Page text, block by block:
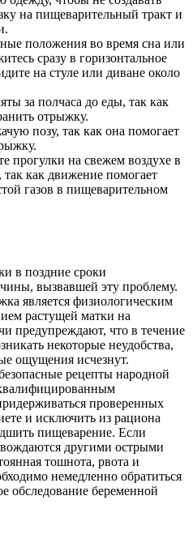
на пищеварительный тракт и
положения во время сна или
сразу в горизонтальное
на стуле или диване около
за полчаса до еды, так как
отрыжку.
позу, так как она помогает
прогулки на свежем воздухе в
как движение помогает
газов в пищеварительном
в поздние сроки
вызвавшей эту проблему.
является физиологическим
растущей матки на
предупреждают, что в течение
некоторые неудобства,
ощущения исчезнут.
рецепты народной
проверенных
и исключить из рациона
пищеварение. Если
другими острыми
тошнота, рвота и
немедленно обратиться
обследование беременной